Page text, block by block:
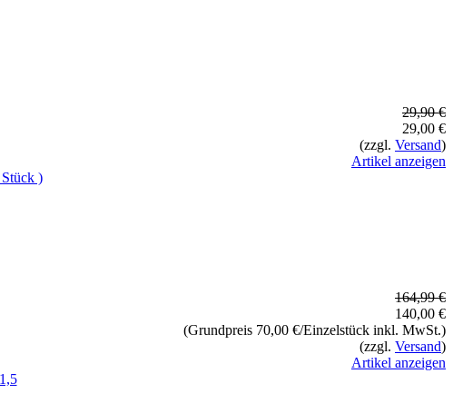
29,90 €
29,00 €
(zzgl. Versand)
Artikel anzeigen
164,99 €
140,00 €
(Grundpreis 70,00 €/Einzelstück inkl. MwSt.)
(zzgl. Versand)
Artikel anzeigen